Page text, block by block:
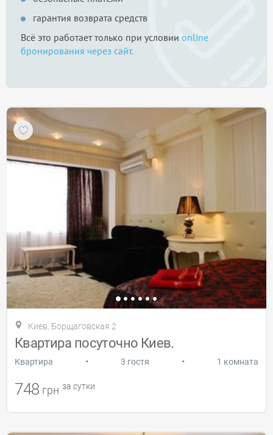
гарантия возврата средств
Всё это работает только при условии online
бронирования через сайт.
Киев, Борщаговская 2
Квартира посуточно Киев.
Квартира • 3 гостя • 1 комната
748 грн за сутки